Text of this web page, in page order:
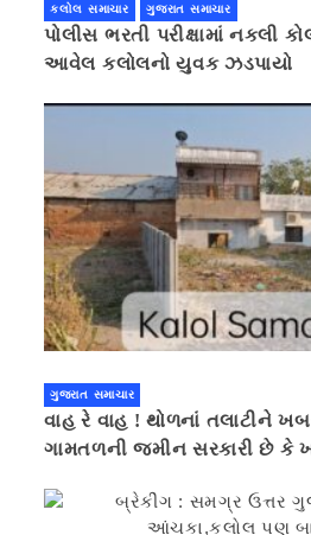
કલોલ સમાચાર ગુજરાત સમાચાર
પોલીસ ભરતી પરીક્ષામાં નકલી
આવેલ કલોલનો યુવક ઝડપાયો
ગુજરાત સમાચાર
વાહ રે વાહ ! થોળનાં તલાટીને
ગામતળની જમીન સરકારી છે કે